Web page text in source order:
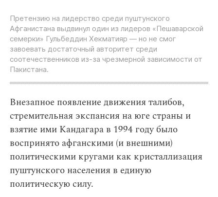
Претензию на лидерство среди пуштунского
Афганистана выдвинул один из лидеров «‎Пешаварской
семерки» Гульбеддин Хекматияр — но не смог
завоевать достаточный авторитет среди
соотечественников из-за чрезмерной зависимости от
Пакистана.
Внезапное появление движения талибов,
стремительная экспансия на юге страны и
взятие ими Кандагара в 1994 году было
воспринято афганскими (и внешними)
политическими кругами как кристаллизация
пуштунского населения в единую
политическую силу.